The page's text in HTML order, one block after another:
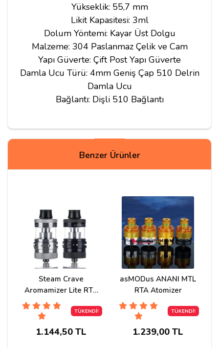
Yükseklik: 55,7 mm
Likit Kapasitesi: 3ml
Dolum Yöntemi: Kayar Üst Dolgu
Malzeme: 304 Paslanmaz Çelik ve Cam
Yapı Güverte: Çift Post Yapı Güverte
Damla Ucu Türü: 4mm Geniş Çap 510 Delrin
Damla Ucu
Bağlantı: Dişli 510 Bağlantı
vaporesso swag px80 ile uyumlu olur mu
Cevap:Merhabalar, bu atomizerin çapı 22 mm dir
ve swag cihazınıza tam uyumludur.
Kullanabilirsiniz.
Paşhaa 27/12/2020
Drag max mod la kullana bilirmiyim
Benzer Ürünler
Steam Crave
Aromamizer Lite RTA
MTL & DL Atomizer
4.5ml
TÜKENDİ!
1.144,50 TL
asMODus ANANI MTL
RTA Atomizer
TÜKENDİ!
1.239,00 TL